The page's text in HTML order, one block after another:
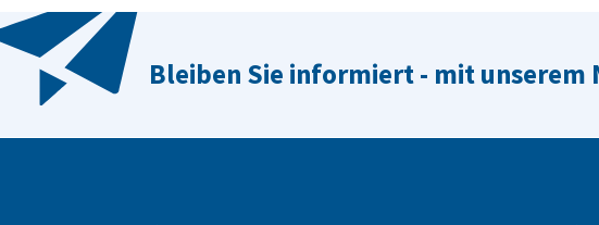
Bleiben Sie informiert - mit unserem